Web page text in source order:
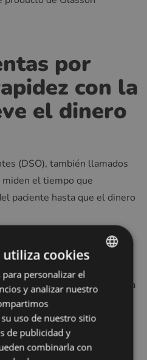
por
con la
el dinero
(DSO), también llamados
miden el tiempo que
paciente hasta que el dinero
por cobrar ÷ ingresos
30-40 días.Medicare paga
las leyes de pago
deben pagar en un
de más de 50 días, el
sitio.
ENGLISH
POLISH
CZECH
GERMAN
utiliza cookies
personalizar el
y analizar nuestro
uso de nuestro sitio
de publicidad y
combinarla con